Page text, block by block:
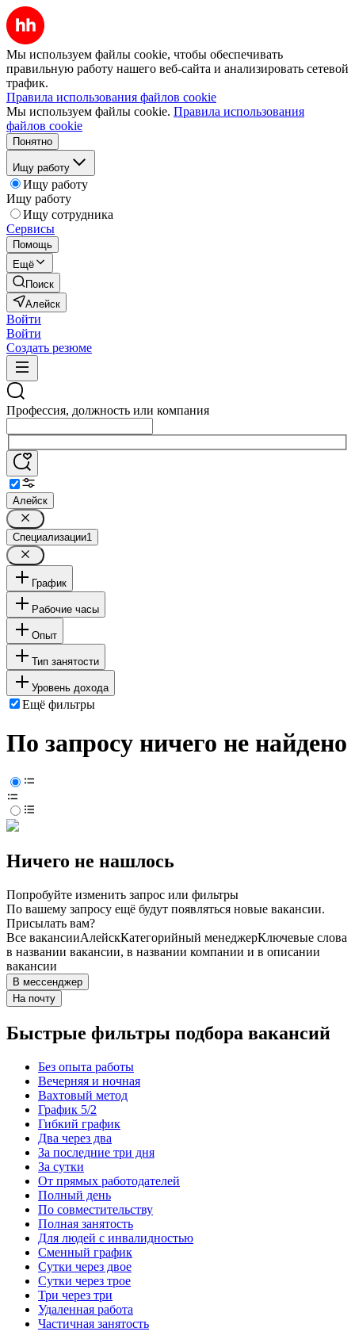
Мы используем файлы cookie, чтобы обеспечивать
правильную работу нашего веб-сайта и анализировать сетевой
трафик.
Правила использования файлов cookie
Мы используем файлы cookie. Правила использования
файлов cookie
Понятно
Ищу работу
Ищу работу
Ищу работу
Ищу сотрудника
Сервисы
Помощь
Ещё
Поиск
Алейск
Войти
Войти
Создать резюме
Профессия, должность или компания
Алейск
Специализации1
График
Рабочие часы
Опыт
Тип занятости
Уровень дохода
Ещё фильтры
По запросу ничего не найдено
Ничего не нашлось
Попробуйте изменить запрос или фильтры
По вашему запросу ещё будут появляться новые вакансии.
Присылать вам?
Все вакансииАлейскКатегорийный менеджерКлючевые слова
в названии вакансии, в названии компании и в описании
вакансии
В мессенджер
На почту
Быстрые фильтры подбора вакансий
Без опыта работы
Вечерняя и ночная
Вахтовый метод
График 5/2
Гибкий график
Два через два
За последние три дня
За сутки
От прямых работодателей
Полный день
По совместительству
Полная занятость
Для людей с инвалидностью
Сменный график
Сутки через двое
Сутки через трое
Три через три
Удаленная работа
Частичная занятость